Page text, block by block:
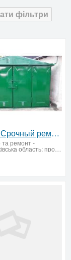
фільтри
Харьков. Срочный ремонт ворот, дверей и др.изделий
та ремонт-
Харків (Харківська область: продати купити)